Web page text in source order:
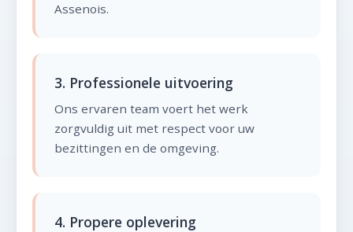
Assenois.
3. Professionele uitvoering
Ons ervaren team voert het werk
zorgvuldig uit met respect voor uw
bezittingen en de omgeving.
4. Propere oplevering